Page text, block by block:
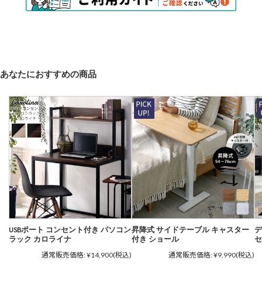
あなたにおすすめの商品
USBポート コンセント付き パソコン
ラック カロライナ
通常販売価格:¥14,900(税込)
昇降式 サイドテーブル キャスター
付き ショール
通常販売価格:¥9,990(税込)